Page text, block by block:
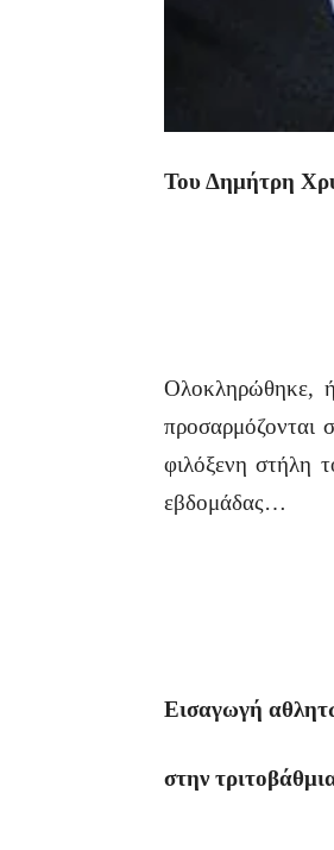
Του Δημήτρη
Ολοκληρώθηκε,
προσαρμόζονται
φιλόξενη στήλη
εβδομάδας…
Εισαγωγή
στην